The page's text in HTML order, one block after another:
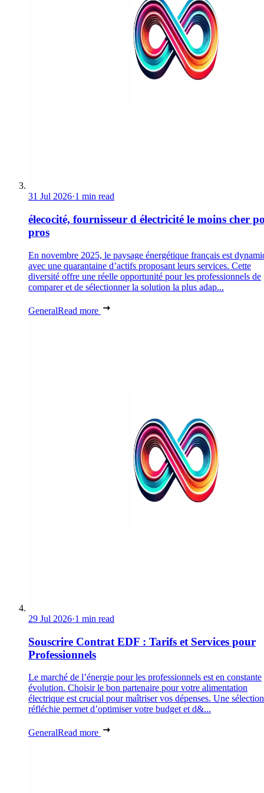
31 Jul 2026·1 min read
élecocité, fournisseur d électricité le moins cher
pros
En novembre 2025, le paysage énergétique français est
avec une quarantaine d’actifs proposant leurs services. Cette
diversité offre une réelle opportunité pour les professionnels de
comparer et de sélectionner la solution la plus adap...
GeneralRead more
29 Jul 2026·1 min read
Souscrire Contrat EDF : Tarifs et Services pour
Professionnels
Le marché de l’énergie pour les professionnels est en constante
évolution. Choisir le bon partenaire pour votre alimentation
électrique est crucial pour maîtriser vos dépenses. Une sélection
réfléchie permet d’optimiser votre budget et d&...
GeneralRead more